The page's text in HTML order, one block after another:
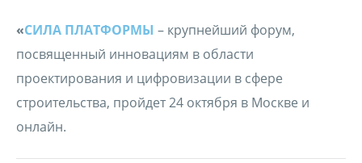
«СИЛА ПЛАТФОРМЫ – крупнейший форум,
посвященный инновациям в области
проектирования и цифровизации в сфере
строительства, пройдет 24 октября в Москве и
онлайн.